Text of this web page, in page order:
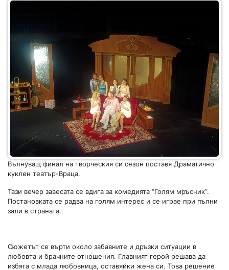
Вълнуващ финал на творческия си сезон поставя Драматично
куклен театър-Враца.
Тази вечер завесата се вдига за комедията “Голям мръсник”.
Постановката се радва на голям интерес и се играе при пълни
зали в страната.
Сюжетът се върти около забавните и дръзки ситуации в
любовта и брачните отношения. Главният герой решава да
избяга с млада любовница, оставяйки жена си. Това решение